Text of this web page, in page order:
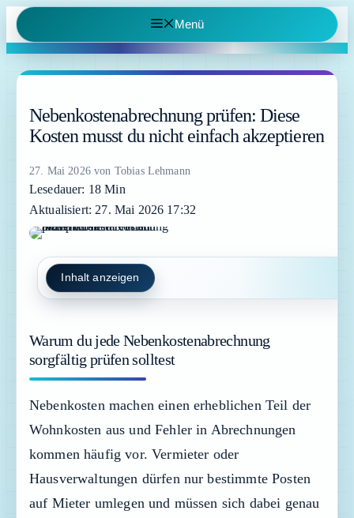
Zum
Inhalt
springen
Menü
Nebenkostenabrechnung prüfen: Diese
Kosten musst du nicht einfach akzeptieren
27. Mai 2026 von Tobias Lehmann
Lesedauer: 18 Min
Aktualisiert: 27. Mai 2026 17:32
Inhalt anzeigen
Warum du jede Nebenkostenabrechnung
sorgfältig prüfen solltest
Nebenkosten machen einen erheblichen Teil der
Wohnkosten aus und Fehler in Abrechnungen
kommen häufig vor. Vermieter oder
Hausverwaltungen dürfen nur bestimmte Posten
auf Mieter umlegen und müssen sich dabei genau